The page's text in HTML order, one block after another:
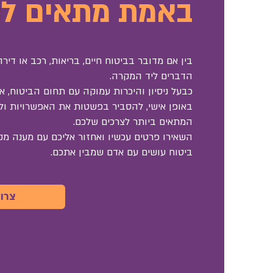
באמת מתאים
בין אם מדובר בביטוח חיים, בריאות, רכב או
הדברים ליד המקרה.
כבעל ניסיון והיכרות עמוקה עם תחום הביטוח,
באופן אישי, להסביר בפשטות את האפשרויות
המתאים ביותר לצרכים שלכם.
השאירו פרטים עכשיו ואחזור אליכם עם מענה
ביטוח עושים עם אדם שמבין אתכם.